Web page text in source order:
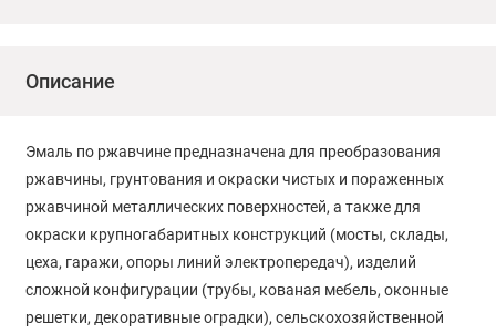
Описание
Эмаль по ржавчине предназначена для преобразования
ржавчины, грунтования и окраски чистых и пораженных
ржавчиной металлических поверхностей, а также для
окраски крупногабаритных конструкций (мосты, склады,
цеха, гаражи, опоры линий электропередач), изделий
сложной конфигурации (трубы, кованая мебель, оконные
решетки, декоративные оградки), сельскохозяйственной